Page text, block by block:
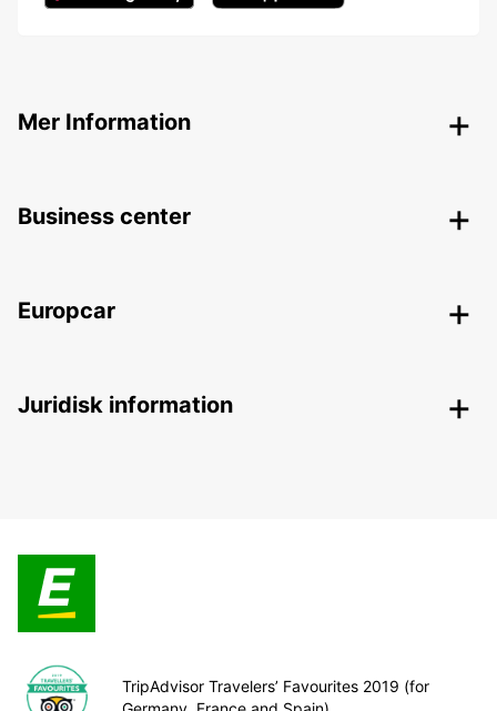
Mer Information
Business center
Europcar
Juridisk information
TripAdvisor Travelers’ Favourites 2019 (for